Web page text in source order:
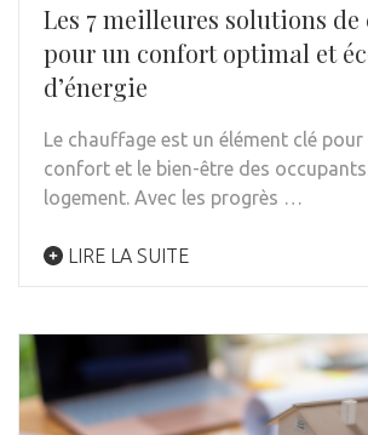
Les 7 meilleures solutions
pour un confort optimal et
d’énergie
Le chauffage est un élément clé pour
confort et le bien-être des occupants
logement. Avec les progrès …
LIRE LA SUITE